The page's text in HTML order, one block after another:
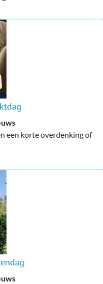
een korte overdenking of